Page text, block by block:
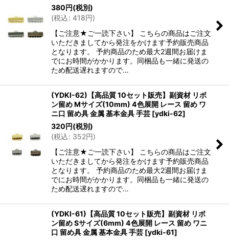
380円(税別)
(税込: 418円)
【ご注意★ご一読下さい】 こちらの商品はご注文
いただきましてから発注をかけます予約販売商品
となります。 予約商品のため最大2週間お届けま
でにお時間がかかります。同梱品も一緒に発送の
ため配送遅れますので…
(YDKI-62)【高品質 10セット販売】副資材 リボ
ン留め Mサイズ(10mm) 4色展開 レース 留め ワ
ニ口 留め具 金属 基本金具 手芸 [ydki-62]
320円(税別)
(税込: 352円)
【ご注意★ご一読下さい】 こちらの商品はご注文
いただきましてから発注をかけます予約販売商品
となります。 予約商品のため最大2週間お届けま
でにお時間がかかります。同梱品も一緒に発送の
ため配送遅れますので…
(YDKI-61)【高品質 10セット販売】副資材 リボ
ン留め Sサイズ(6mm) 4色展開 レース 留め ワニ
口 留め具 金属 基本金具 手芸 [ydki-61]